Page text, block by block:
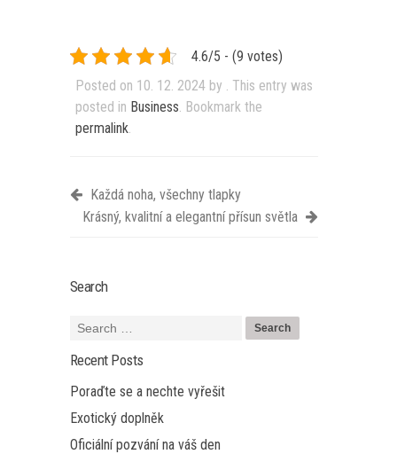
4.6/5 - (9 votes)
Posted on 10. 12. 2024 by . This entry was
posted in Business. Bookmark the
permalink.
Každá noha, všechny tlapky
Krásný, kvalitní a elegantní přísun světla
Search
Recent Posts
Poraďte se a nechte vyřešit
Exotický doplněk
Oficiální pozvání na váš den